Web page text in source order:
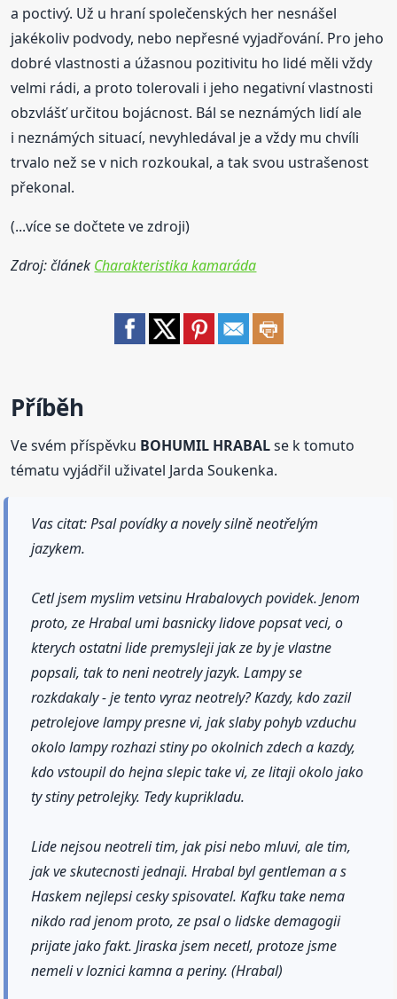
a poctivý. Už u hraní společenských her nesnášel
jakékoliv podvody, nebo nepřesné vyjadřování. Pro jeho
dobré vlastnosti a úžasnou pozitivitu ho lidé měli vždy
velmi rádi, a proto tolerovali i jeho negativní vlastnosti
obzvlášť určitou bojácnost. Bál se neznámých lidí ale
i neznámých situací, nevyhledával je a vždy mu chvíli
trvalo než se v nich rozkoukal, a tak svou ustrašenost
překonal.
(...více se dočtete ve zdroji)
Zdroj: článek Charakteristika kamaráda
Příběh
Ve svém příspěvku BOHUMIL HRABALse k tomuto
tématu vyjádřil uživatel Jarda Soukenka.
Vas citat: Psal povídky a novely silně neotřelým
jazykem.
Cetl jsem myslim vetsinu Hrabalovych povidek. Jenom
proto, ze Hrabal umi basnicky lidove popsat veci, o
kterych ostatni lide premysleji jak ze by je vlastne
popsali, tak to neni neotrely jazyk. Lampy se
rozkdakaly - je tento vyraz neotrely? Kazdy, kdo zazil
petrolejove lampy presne vi, jak slaby pohyb vzduchu
okolo lampy rozhazi stiny po okolnich zdech a kazdy,
kdo vstoupil do hejna slepic take vi, ze litaji okolo jako
ty stiny petrolejky. Tedy kuprikladu.
Lide nejsou neotreli tim, jak pisi nebo mluvi, ale tim,
jak ve skutecnosti jednaji. Hrabal byl gentleman a s
Haskem nejlepsi cesky spisovatel. Kafku take nema
nikdo rad jenom proto, ze psal o lidske demagogii
prijate jako fakt. Jiraska jsem necetl, protoze jsme
nemeli v loznici kamna a periny. (Hrabal)